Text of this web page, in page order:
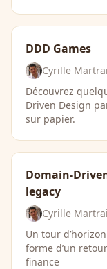
DDD Games
Cyrille
Découvrez
Driven Design
sur papier.
Domain-
legacy
Cyrille
Un tour
forme d’un
finance